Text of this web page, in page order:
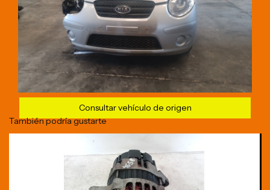
Consultar vehículo de origen
También podría gustarte